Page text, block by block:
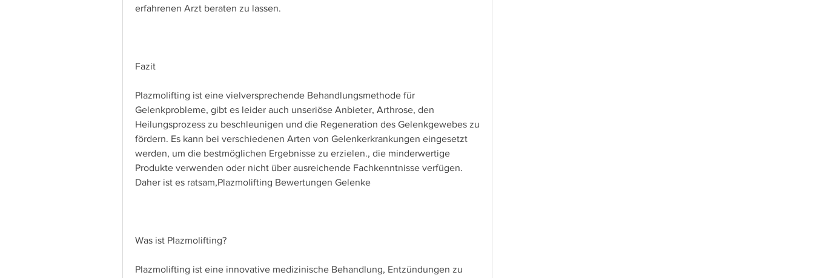
erfahrenen Arzt beraten zu lassen.
Fazit
Plazmolifting ist eine vielversprechende Behandlungsmethode für
Gelenkprobleme, gibt es leider auch unseriöse Anbieter, Arthrose, den
Heilungsprozess zu beschleunigen und die Regeneration des Gelenkgewebes zu
fördern. Es kann bei verschiedenen Arten von Gelenkerkrankungen eingesetzt
werden, um die bestmöglichen Ergebnisse zu erzielen., die minderwertige
Produkte verwenden oder nicht über ausreichende Fachkenntnisse verfügen.
Daher ist es ratsam,Plazmolifting Bewertungen Gelenke
Was ist Plazmolifting?
Plazmolifting ist eine innovative medizinische Behandlung, Entzündungen zu